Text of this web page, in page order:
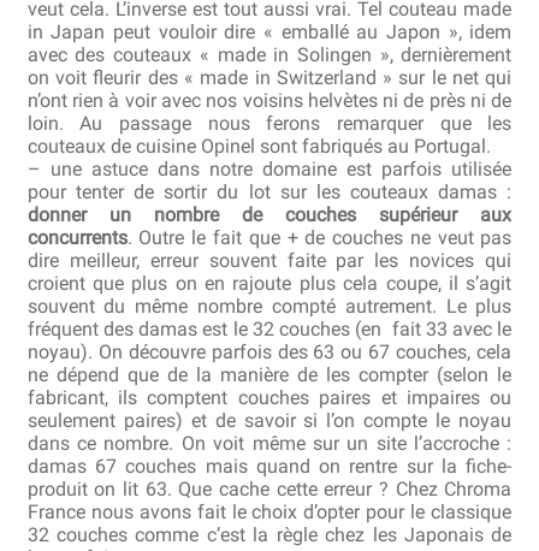
veut cela. L’inverse est tout aussi vrai. Tel couteau made
in Japan peut vouloir dire « emballé au Japon », idem
avec des couteaux « made in Solingen », dernièrement
on voit fleurir des « made in Switzerland » sur le net qui
n’ont rien à voir avec nos voisins helvètes ni de près ni de
loin. Au passage nous ferons remarquer que les
couteaux de cuisine Opinel sont fabriqués au Portugal.
– une astuce dans notre domaine est parfois utilisée
pour tenter de sortir du lot sur les couteaux damas :
donner un nombre de couches supérieur aux
concurrents. Outre le fait que + de couches ne veut pas
dire meilleur, erreur souvent faite par les novices qui
croient que plus on en rajoute plus cela coupe, il s’agit
souvent du même nombre compté autrement. Le plus
fréquent des damas est le 32 couches (en fait 33 avec le
noyau). On découvre parfois des 63 ou 67 couches, cela
ne dépend que de la manière de les compter (selon le
fabricant, ils comptent couches paires et impaires ou
seulement paires) et de savoir si l’on compte le noyau
dans ce nombre. On voit même sur un site l’accroche :
damas 67 couches mais quand on rentre sur la fiche-
produit on lit 63. Que cache cette erreur ? Chez Chroma
France nous avons fait le choix d’opter pour le classique
32 couches comme c’est la règle chez les Japonais de